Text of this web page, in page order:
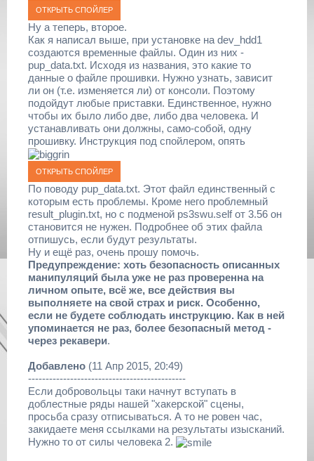
Ну а теперь, второе.
Как я написал выше, при установке на dev_hdd1
создаются временные файлы. Один из них -
pup_data.txt. Исходя из названия, это какие то
данные о файле прошивки. Нужно узнать, зависит
ли он (т.е. изменяется ли) от консоли. Поэтому
подойдут любые приставки. Единственное, нужно
чтобы их было либо две, либо два человека. И
устанавливать они должны, само-собой, одну
прошивку. Инструкция под спойлером, опять
По поводу pup_data.txt. Этот файл единственный с
которым есть проблемы. Кроме него проблемный
result_plugin.txt, но с подменой ps3swu.self от 3.56 он
становится не нужен. Подробнее об этих файла
отпишусь, если будут результаты.
Ну и ещё раз, очень прошу помочь.
Предупреждение: хоть безопасность описанных
манипуляций была уже не раз проверенна на
личном опыте, всё же, все действия вы
выполняете на свой страх и риск. Особенно,
если не будете соблюдать инструкцию. Как в ней
упоминается не раз, более безопасный метод -
через рекавери.
Добавлено (11 Апр 2015, 20:49)
---------------------------------------------
Если добровольцы таки начнут вступать в
доблестные ряды нашей "хакерской" сцены,
просьба сразу отписываться. А то не ровен час,
закидаете меня ссылками на результаты изысканий.
Нужно то от силы человека 2.